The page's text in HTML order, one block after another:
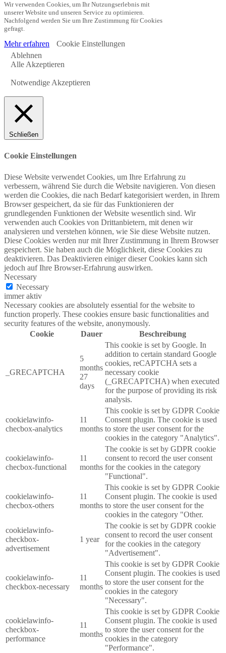
Wir verwenden Cookies, um Ihr Nutzungserlebnis mit
unserer Website und unseren Service zu optimieren.
Nachfolgend werden Sie um Ihre Zustimmung für Cookies
gefragt.
Mehr erfahren
Cookie Einstellungen
Ablehnen
Alle Akzeptieren
Notwendige Akzeptieren
Schließen
Cookie Einstellungen
Diese Website verwendet Cookies, um Ihre Erfahrung zu
verbessern, während Sie durch die Website navigieren. Von diesen
werden die Cookies, die nach Bedarf kategorisiert werden, in Ihrem
Browser gespeichert, da sie für das Funktionieren der
grundlegenden Funktionen der Website wesentlich sind. Wir
verwenden auch Cookies von Drittanbietern, mit denen wir
analysieren und verstehen können, wie Sie diese Website nutzen.
Diese Cookies werden nur mit Ihrer Zustimmung in Ihrem Browser
gespeichert. Sie haben auch die Möglichkeit, diese Cookies zu
deaktivieren. Das Deaktivieren einiger dieser Cookies kann sich
jedoch auf Ihre Browser-Erfahrung auswirken.
Necessary
Necessary
immer aktiv
Necessary cookies are absolutely essential for the website to
function properly. These cookies ensure basic functionalities and
security features of the website, anonymously.
Cookie
Dauer Beschreibung
_GRECAPTCHA
5
months
27
days
This cookie is set by Google. In
addition to certain standard Google
cookies, reCAPTCHA sets a
necessary cookie
(_GRECAPTCHA) when executed
for the purpose of providing its risk
analysis.
cookielawinfo-
checbox-analytics
11
months
This cookie is set by GDPR Cookie
Consent plugin. The cookie is used
to store the user consent for the
cookies in the category "Analytics".
cookielawinfo-
checbox-functional
11
months
The cookie is set by GDPR cookie
consent to record the user consent
for the cookies in the category
"Functional".
cookielawinfo-
checbox-others
11
months
This cookie is set by GDPR Cookie
Consent plugin. The cookie is used
to store the user consent for the
cookies in the category "Other.
cookielawinfo-
checkbox-
advertisement
1 year
The cookie is set by GDPR cookie
consent to record the user consent
for the cookies in the category
"Advertisement".
cookielawinfo-
checkbox-necessary
11
months
This cookie is set by GDPR Cookie
Consent plugin. The cookies is used
to store the user consent for the
cookies in the category
"Necessary".
cookielawinfo-
checkbox-
performance
11
months
This cookie is set by GDPR Cookie
Consent plugin. The cookie is used
to store the user consent for the
cookies in the category
"Performance".